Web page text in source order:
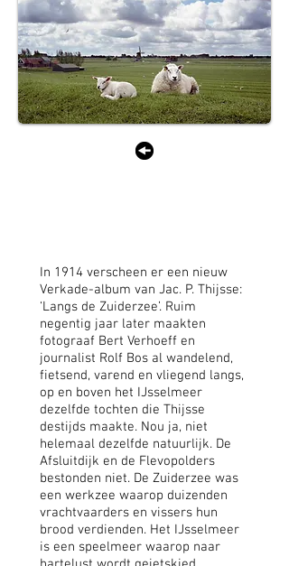
In 1914 verscheen er een nieuw
Verkade-album van Jac. P. Thijsse:
‘Langs de Zuiderzee’. Ruim
negentig jaar later maakten
fotograaf Bert Verhoeff en
journalist Rolf Bos al wandelend,
fietsend, varend en vliegend langs,
op en boven het IJsselmeer
dezelfde tochten die Thijsse
destijds maakte. Nou ja, niet
helemaal dezelfde natuurlijk. De
Afsluitdijk en de Flevopolders
bestonden niet. De Zuiderzee was
een werkzee waarop duizenden
vrachtvaarders en vissers hun
brood verdienden. Het IJsselmeer
is een speelmeer waarop naar